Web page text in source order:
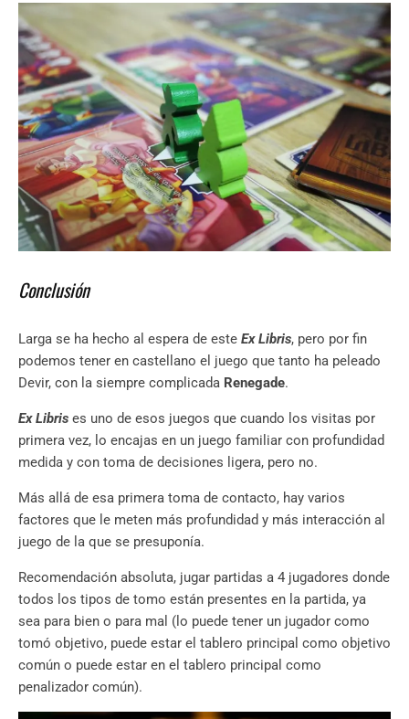
Conclusión
Larga se ha hecho al espera de este Ex Libris, pero por fin
podemos tener en castellano el juego que tanto ha peleado
Devir, con la siempre complicada Renegade.
Ex Libris es uno de esos juegos que cuando los visitas por
primera vez, lo encajas en un juego familiar con profundidad
medida y con toma de decisiones ligera, pero no.
Más allá de esa primera toma de contacto, hay varios
factores que le meten más profundidad y más interacción al
juego de la que se presuponía.
Recomendación absoluta, jugar partidas a 4 jugadores donde
todos los tipos de tomo están presentes en la partida, ya
sea para bien o para mal (lo puede tener un jugador como
tomó objetivo, puede estar el tablero principal como objetivo
común o puede estar en el tablero principal como
penalizador común).